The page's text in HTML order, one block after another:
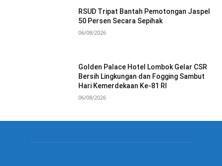
RSUD Tripat Bantah Pemotongan Jaspel
50 Persen Secara Sepihak
06/08/2026
Golden Palace Hotel Lombok Gelar CSR
Bersih Lingkungan dan Fogging Sambut
Hari Kemerdekaan Ke-81 RI
06/08/2026